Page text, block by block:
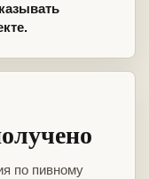
по пивному